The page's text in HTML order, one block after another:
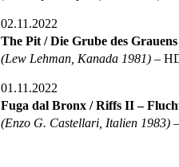
02.11.2022
The Pit / Die Grube des Grauens
(Lew Lehman, Kanada 1981) –
01.11.2022
Fuga dal Bronx / Riffs II –
(Enzo G. Castellari, Italien 1983)